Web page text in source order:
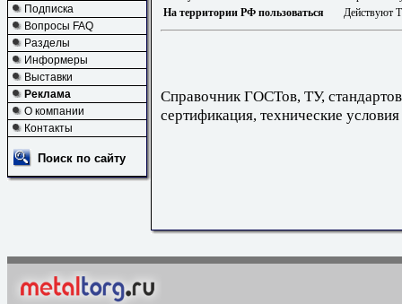
Подписка
Вопросы FAQ
Разделы
Информеры
Выставки
Реклама
О компании
Контакты
Поиск по сайту
На территории РФ пользоваться
Действуют
Справочник ГОСТов, ТУ,
сертификация, технические условия